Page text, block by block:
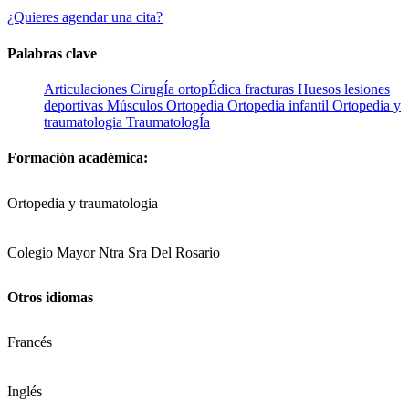
¿Quieres agendar una cita?
Palabras clave
Articulaciones CirugÍa ortopÉdica fracturas Huesos lesiones
deportivas Músculos Ortopedia Ortopedia infantil Ortopedia y
traumatologia TraumatologÍa
Formación académica:
Ortopedia y traumatologia
Colegio Mayor Ntra Sra Del Rosario
Otros idiomas
Francés
Inglés